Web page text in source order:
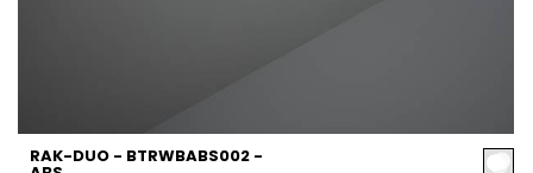
RAK-DUO - BTRWBABS002 -